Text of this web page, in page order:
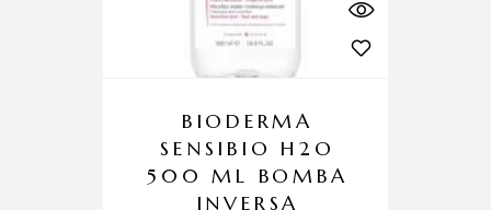
BIODERMA
SENSIBIO H2O
500 ML BOMBA
INVERSA